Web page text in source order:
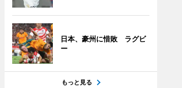
日本、豪州に惜敗 ラグビ
ー
もっと見る